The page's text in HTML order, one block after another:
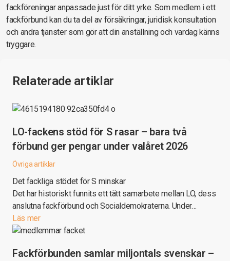
fackföreningar anpassade just för ditt yrke. Som medlem i ett
fackförbund kan du ta del av försäkringar, juridisk konsultation
och andra tjänster som gör att din anställning och vardag känns
tryggare.
Relaterade artiklar
LO-fackens stöd för S rasar – bara två
förbund ger pengar under valåret 2026
Övriga artiklar
Det fackliga stödet för S minskar
Det har historiskt funnits ett tätt samarbete mellan LO, dess
anslutna fackförbund och Socialdemokraterna. Under…
Läs mer
Fackförbunden samlar miljontals svenskar –